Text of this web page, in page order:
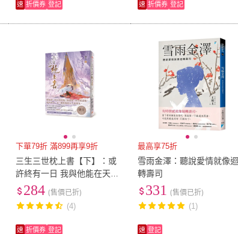
速 折價券 登記 速 折價券 登記
下單79折 滿899再享9折
三生三世枕上書【下】：或
許終有一日 我與他能在天庭
相見。唐七筆下最動人的愛
情傳奇最終章！
284 (售價已折)
(4)
速 折價券 登記
最高享75折
雪雨金澤：聽說愛情就像迴
轉壽司
331
(售價已折)
(1)
速 登記